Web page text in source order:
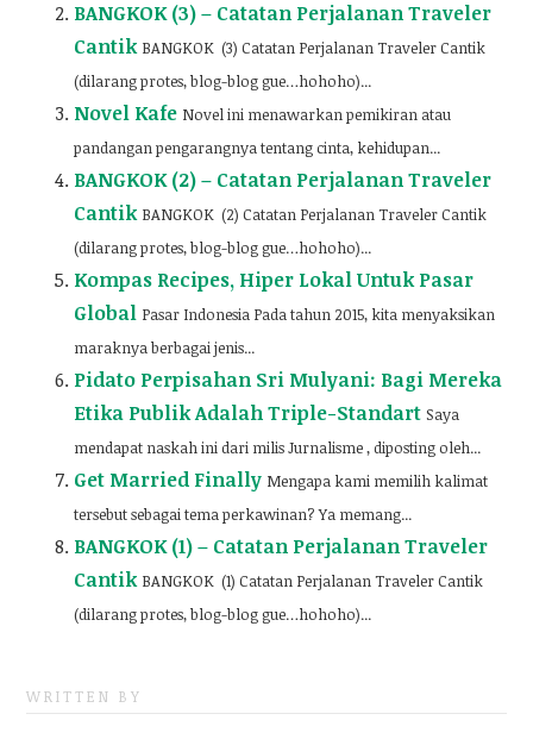
BANGKOK (3) – Catatan Perjalanan Traveler
Cantik BANGKOK (3) Catatan Perjalanan Traveler Cantik
(dilarang protes, blog-blog gue…hohoho)...
Novel Kafe Novel ini menawarkan pemikiran atau
pandangan pengarangnya tentang cinta, kehidupan...
BANGKOK (2) – Catatan Perjalanan Traveler
Cantik BANGKOK (2) Catatan Perjalanan Traveler Cantik
(dilarang protes, blog-blog gue…hohoho)...
Kompas Recipes, Hiper Lokal Untuk Pasar
Global Pasar Indonesia Pada tahun 2015, kita menyaksikan
maraknya berbagai jenis...
Pidato Perpisahan Sri Mulyani: Bagi Mereka
Etika Publik Adalah Triple-Standart Saya
mendapat naskah ini dari milis Jurnalisme , diposting oleh...
Get Married Finally Mengapa kami memilih kalimat
tersebut sebagai tema perkawinan? Ya memang...
BANGKOK (1) – Catatan Perjalanan Traveler
Cantik BANGKOK (1) Catatan Perjalanan Traveler Cantik
(dilarang protes, blog-blog gue…hohoho)...
WRITTEN BY